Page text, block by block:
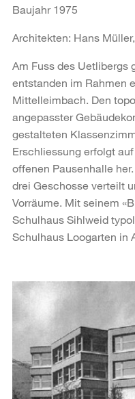
Baujahr 1975
Architekten: Hans
Am Fuss des Uetlibergs
entstanden im Rahmen
Mittelleimbach. Den
angepasster
gestalteten
Erschliessung erfolgt
offenen Pausenhalle
drei Geschosse verteilt
Vorräume. Mit seinem
Schulhaus Sihlweid
Schulhaus Loogarten in